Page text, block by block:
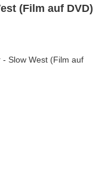
(Film auf DVD)